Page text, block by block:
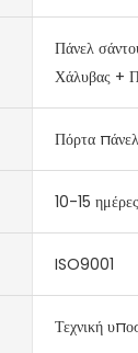
Πάνελ
Χάλυβας +
Πόρτα
10-15 ημέρες
ISO9001
Τεχνική